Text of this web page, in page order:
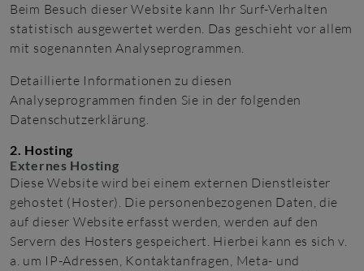
Beim Besuch dieser Website kann Ihr Surf-Verhalten
statistisch ausgewertet werden. Das geschieht vor allem
mit sogenannten Analyseprogrammen.
Detaillierte Informationen zu diesen
Analyseprogrammen finden Sie in der folgenden
Datenschutzerklärung.
2. Hosting
Externes Hosting
Diese Website wird bei einem externen Dienstleister
gehostet (Hoster). Die personenbezogenen Daten, die
auf dieser Website erfasst werden, werden auf den
Servern des Hosters gespeichert. Hierbei kann es sich v.
a. um IP-Adressen, Kontaktanfragen, Meta- und